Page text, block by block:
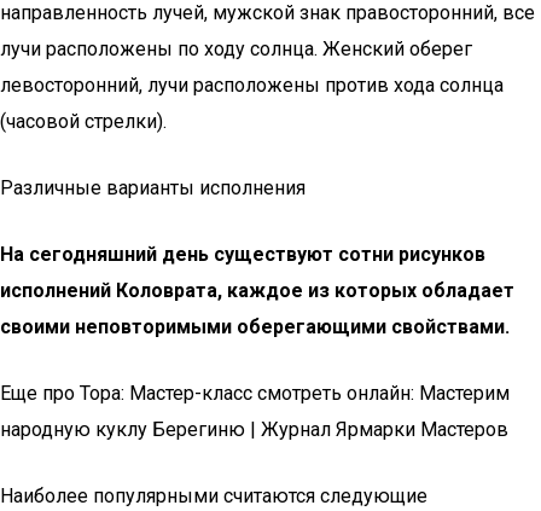
направленность лучей, мужской знак правосторонний, все
лучи расположены по ходу солнца. Женский оберег
левосторонний, лучи расположены против хода солнца
(часовой стрелки).
Различные варианты исполнения
На сегодняшний день существуют сотни рисунков
исполнений Коловрата, каждое из которых обладает
своими неповторимыми оберегающими свойствами.
Еще про Тора: Мастер-класс смотреть онлайн: Мастерим
народную куклу Берегиню | Журнал Ярмарки Мастеров
Наиболее популярными считаются следующие